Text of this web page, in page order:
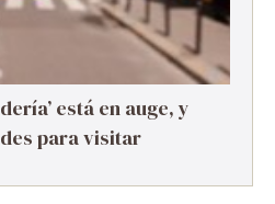
está en auge, y
para visitar